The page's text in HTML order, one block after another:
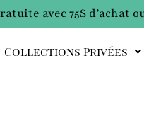
avec 75$ d’achat
Collections Privées